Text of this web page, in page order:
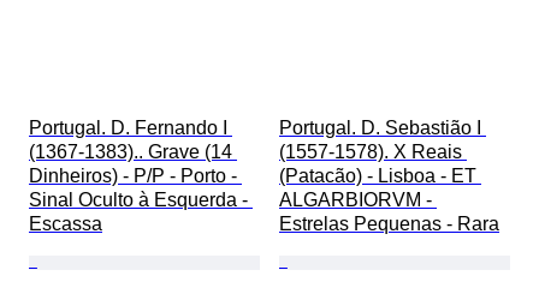
Portugal. D. Fernando I
(1367-1383).. Grave (14
Dinheiros) - P/P - Porto -
Sinal Oculto à Esquerda -
Escassa
Portugal. D. Sebastião I
(1557-1578). X Reais
(Patacão) - Lisboa - ET
ALGARBIORVM -
Estrelas Pequenas - Rara